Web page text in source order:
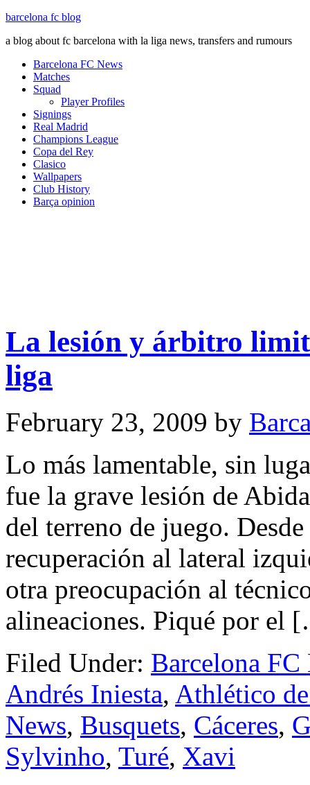
barcelona fc blog
a blog about fc barcelona with la liga news, transfers and rumours
Barcelona FC News
Matches
Squad
Player Profiles
Signings
Real Madrid
Champions League
Copa del Rey
Clasico
Wallpapers
Club History
Barça opinion
La lesión y árbitro
liga
February 23, 2009 by
Lo más lamentable, sin
fue la grave lesión de
del terreno de juego.
recuperación al lateral
otra preocupación al
alineaciones. Piqué por el
Filed Under: Barcelona FC
Andrés Iniesta, Athlético
News, Busquets, Cáceres,
Sylvinho, Turé, Xavi